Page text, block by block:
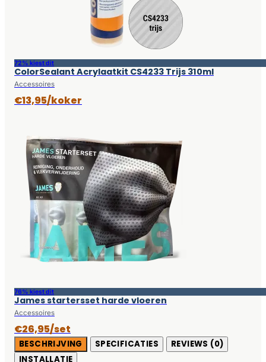
72% kiest dit
ColorSealant Acrylaatkit CS4233 Trijs 310ml
Accessoires
€13,95/koker
76% kiest dit
James startersset harde vloeren
Accessoires
€26,95/set
BESCHRIJVING SPECIFICATIES
REVIEWS (0)
INSTALLATIE